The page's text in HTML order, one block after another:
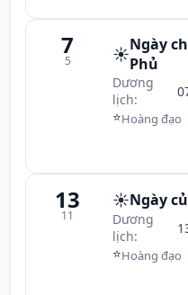
7
5 ☀️Ngày
Phủ
Dương
lịch:
⭐Hoàng đạo
13
11
☀️Ngày
Dương
lịch:
⭐Hoàng đạo